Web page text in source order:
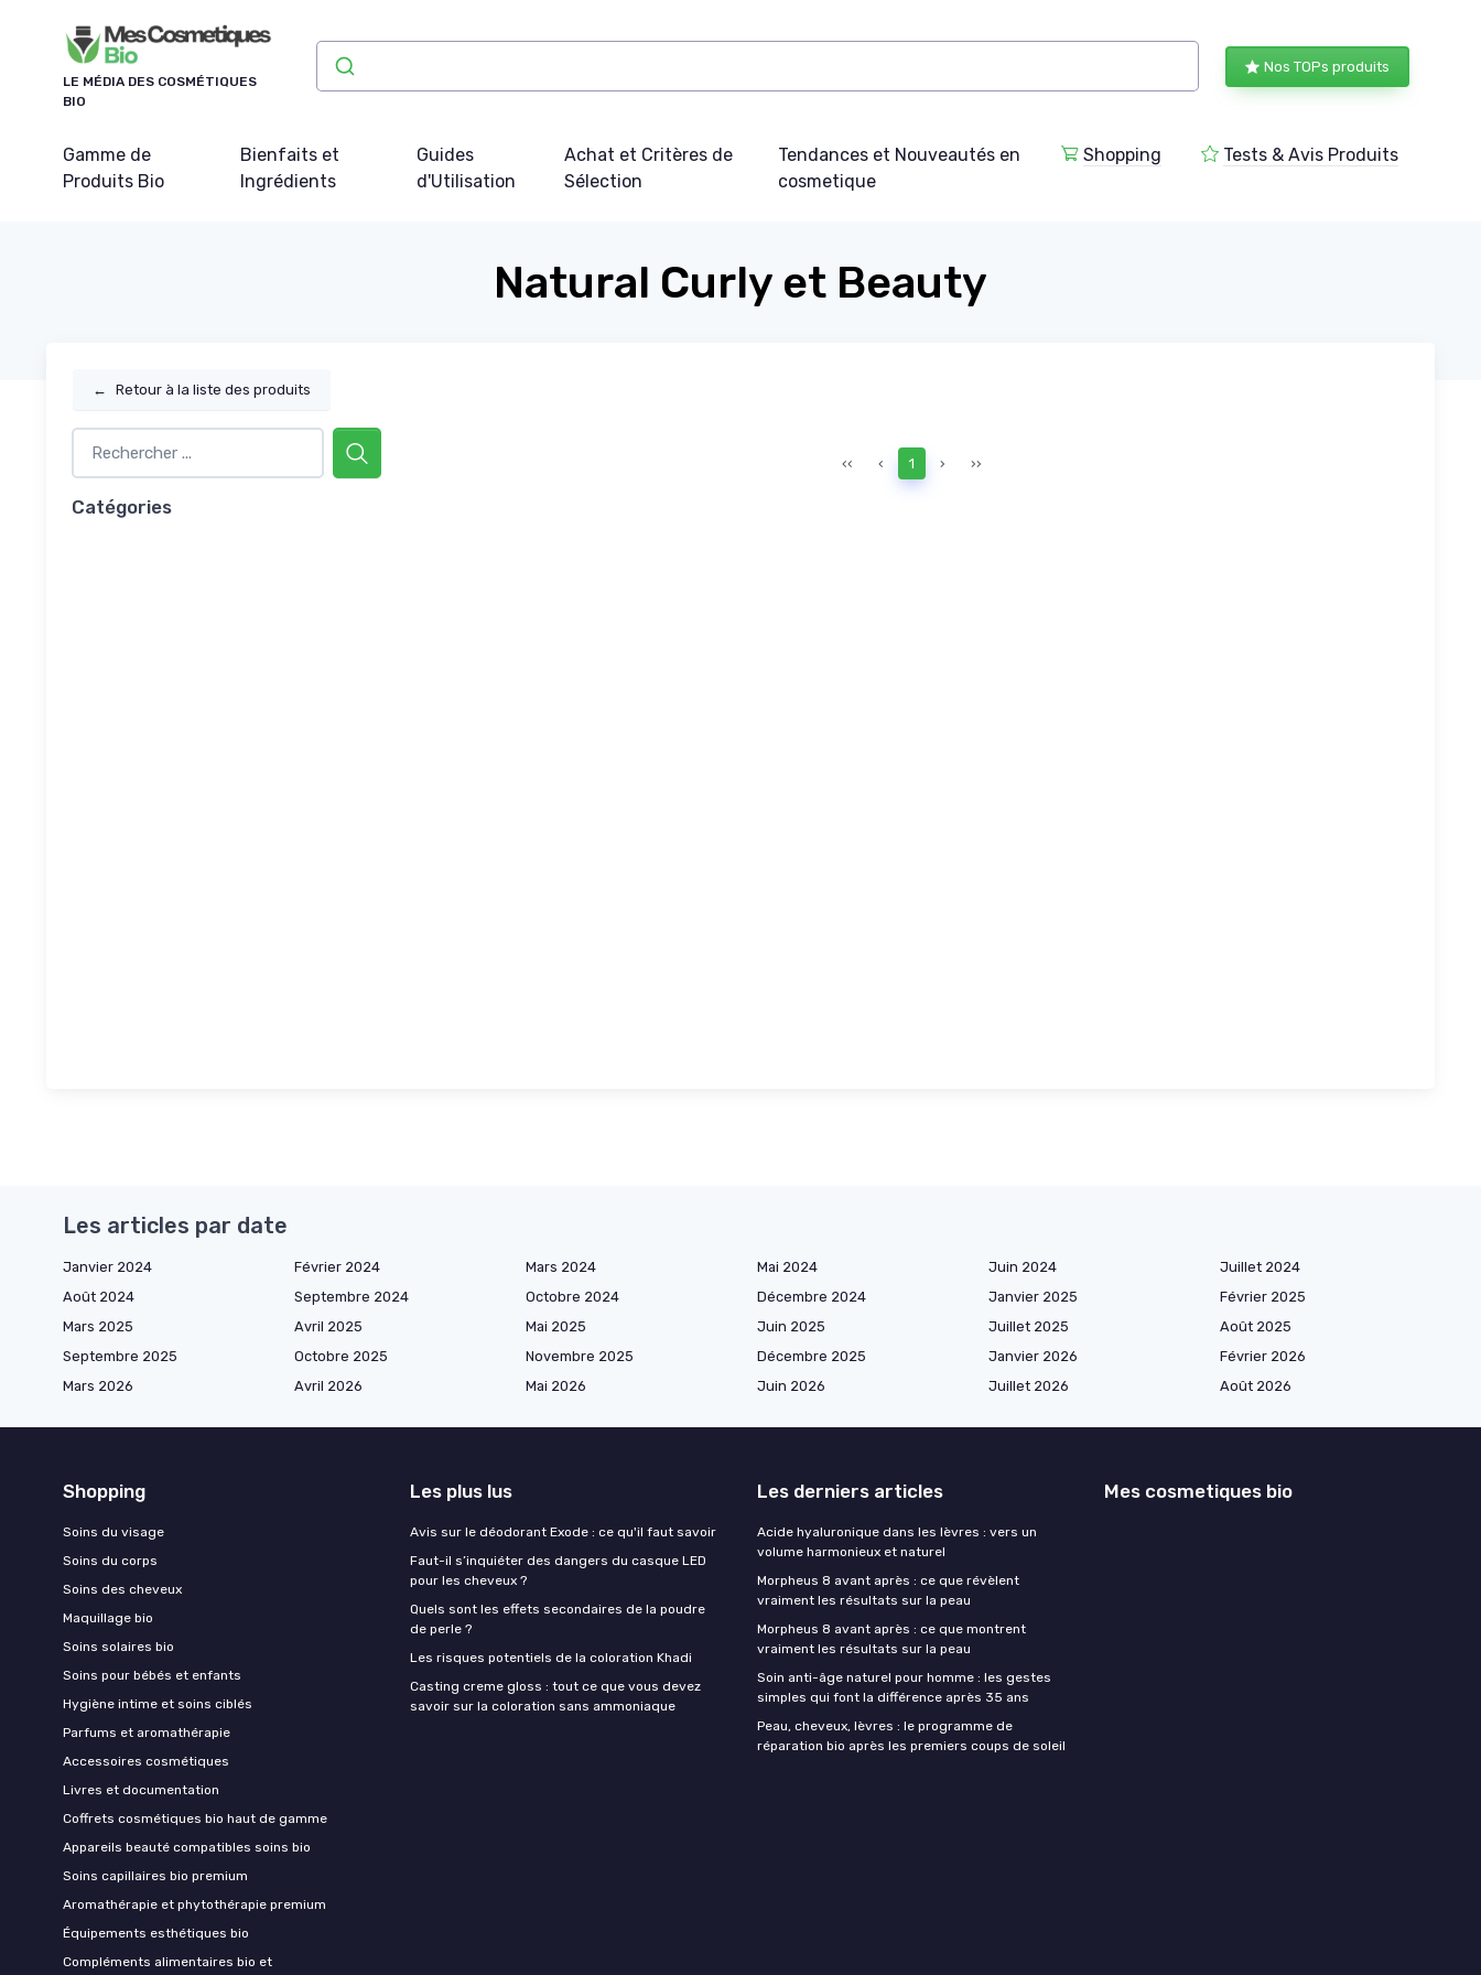
LE MÉDIA DES COSMÉTIQUES
BIO
Nos TOPs produits
Gamme de
Produits Bio
Bienfaits et
Ingrédients
Guides
d'Utilisation
Achat et Critères de
Sélection
Tendances et Nouveautés en
cosmetique
Shopping Tests & Avis Produits
Natural Curly et Beauty
← Retour à la liste des produits
Catégories
‹‹ ‹ 1 › ››
Les articles par date
Janvier 2024 Février 2024 Mars 2024 Mai 2024 Juin 2024
Juillet 2024
Août 2024
Septembre 2024 Octobre 2024 Décembre 2024 Janvier 2025
Février 2025
Mars 2025
Avril 2025 Mai 2025 Juin 2025 Juillet 2025
Août 2025
Septembre 2025
Octobre 2025 Novembre 2025 Décembre 2025 Janvier 2026
Février 2026
Mars 2026
Avril 2026 Mai 2026 Juin 2026 Juillet 2026 Août 2026
Shopping
Soins du visage
Soins du corps
Soins des cheveux
Maquillage bio
Soins solaires bio
Soins pour bébés et enfants
Hygiène intime et soins ciblés
Parfums et aromathérapie
Accessoires cosmétiques
Livres et documentation
Coffrets cosmétiques bio haut de gamme
Appareils beauté compatibles soins bio
Soins capillaires bio premium
Aromathérapie et phytothérapie premium
Équipements esthétiques bio
Compléments alimentaires bio et
Les plus lus
Avis sur le déodorant Exode : ce qu'il faut savoir
Faut-il s’inquiéter des dangers du casque LED
pour les cheveux ?
Quels sont les effets secondaires de la poudre
de perle ?
Les risques potentiels de la coloration Khadi
Casting creme gloss : tout ce que vous devez
savoir sur la coloration sans ammoniaque
Les derniers articles
Acide hyaluronique dans les lèvres : vers un
volume harmonieux et naturel
Morpheus 8 avant après : ce que révèlent
vraiment les résultats sur la peau
Morpheus 8 avant après : ce que montrent
vraiment les résultats sur la peau
Soin anti-âge naturel pour homme : les gestes
simples qui font la différence après 35 ans
Peau, cheveux, lèvres : le programme de
réparation bio après les premiers coups de soleil
Mes cosmetiques bio